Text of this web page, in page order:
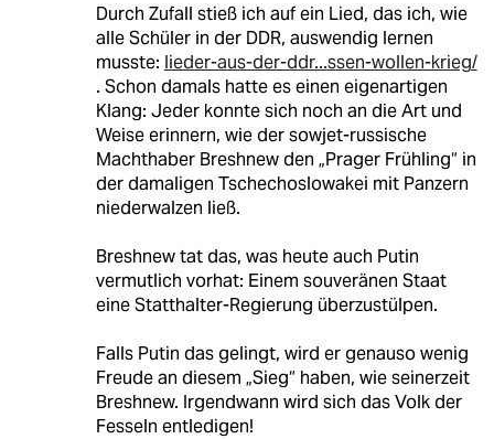
Durch Zufall stieß ich auf ein Lied, das ich, wie
alle Schüler in der DDR, auswendig lernen
musste: lieder-aus-der-ddr...ssen-wollen-krieg/
. Schon damals hatte es einen eigenartigen
Klang: Jeder konnte sich noch an die Art und
Weise erinnern, wie der sowjet-russische
Machthaber Breshnew den „Prager Frühling“ in
der damaligen Tschechoslowakei mit Panzern
niederwalzen ließ.
Breshnew tat das, was heute auch Putin
vermutlich vorhat: Einem souveränen Staat
eine Statthalter-Regierung überzustülpen.
Falls Putin das gelingt, wird er genauso wenig
Freude an diesem „Sieg“ haben, wie seinerzeit
Breshnew. Irgendwann wird sich das Volk der
Fesseln entledigen!